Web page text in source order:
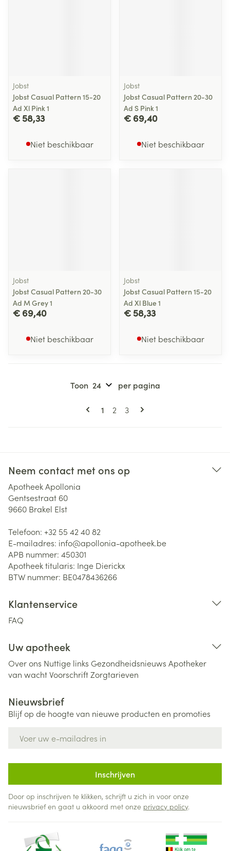
Jobst
Jobst Casual Pattern 15-20
Ad Xl Pink 1
€ 58,33
Niet beschikbaar
Jobst
Jobst Casual Pattern 20-30
Ad S Pink 1
€ 69,40
Niet beschikbaar
Jobst
Jobst Casual Pattern 20-30
Ad M Grey 1
€ 69,40
Niet beschikbaar
Jobst
Jobst Casual Pattern 15-20
Ad Xl Blue 1
€ 58,33
Niet beschikbaar
Pagina's
U lees momenteel pagina
1 Pagina
2 Pagina
3
Toon per pagina
Neem contact met ons op
Apotheek Apollonia
Gentsestraat 60
9660 Brakel Elst
Telefoon: +32 55 42 40 82
E-mailadres: info@apollonia-apotheek.be
APB nummer: 450301
Apotheek titularis: Inge Dierickx
BTW nummer: BE0478436266
Klantenservice
FAQ
Uw apotheek
Over ons Nuttige links Gezondheidsnieuws Apotheker
van wachtVoorschriftZorgtarieven
Nieuwsbrief
Blijf op de hoogte van nieuwe producten en promoties
Inschrijven
Door op inschrijven te klikken, schrijft u zich in voor onze
nieuwsbrief en gaat u akkoord met onze privacy policy.